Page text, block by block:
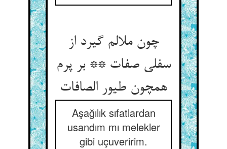
چون ملالم گیرد از
سفلی صفات ** بر پرم
همچون طیور الصافات‏
Aşağılık sıfatlardan
usandım mı melekler
gibi uçuveririm.